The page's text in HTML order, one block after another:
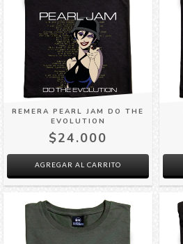
REMERA PEARL JAM DO THE
EVOLUTION
$24.000
AGREGAR AL CARRITO